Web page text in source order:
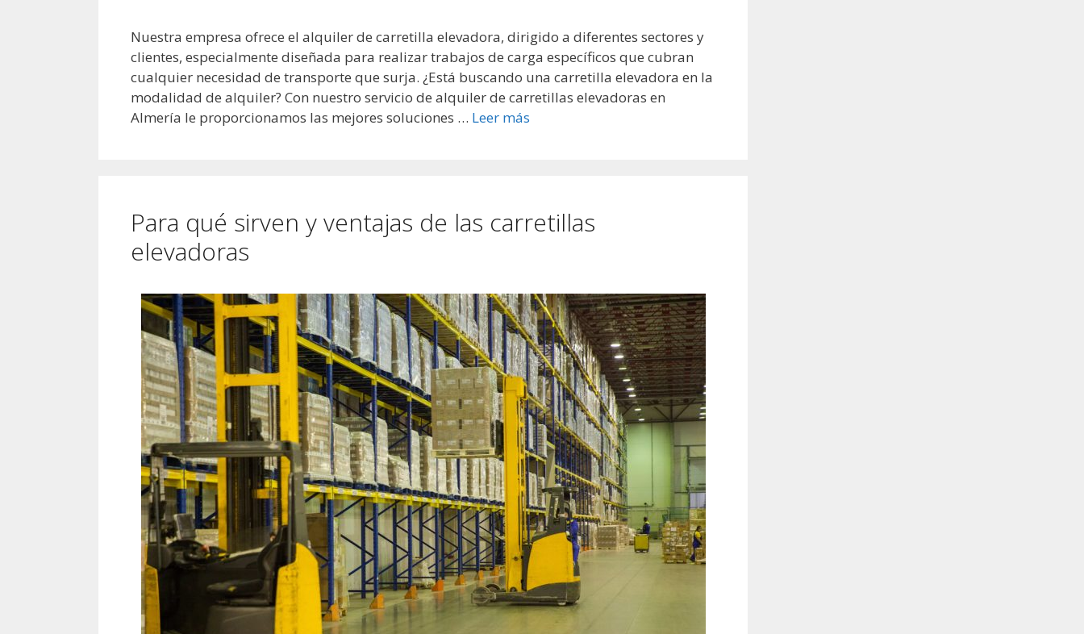
Nuestra empresa ofrece el alquiler de carretilla elevadora, dirigido a diferentes sectores y
clientes, especialmente diseñada para realizar trabajos de carga específicos que cubran
cualquier necesidad de transporte que surja. ¿Está buscando una carretilla elevadora en la
modalidad de alquiler? Con nuestro servicio de alquiler de carretillas elevadoras en
Almería le proporcionamos las mejores soluciones … Leer más
Para qué sirven y ventajas de las carretillas
elevadoras